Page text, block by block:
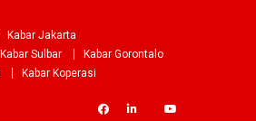
Kabar Jakarta
Kabar Sulbar
Kabar Gorontalo
Kabar Koperasi